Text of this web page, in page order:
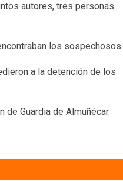
autores, tres personas
los sospechosos.
a la detención de los
Guardia de Almuñécar.